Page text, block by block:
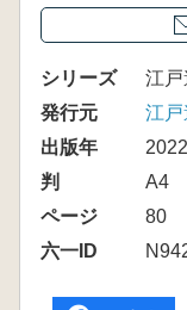
シリーズ
江
発行元
江戸
出版年
判
A4
ページ
80
六一ID